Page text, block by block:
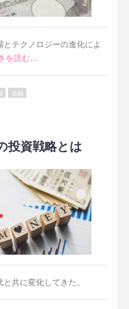
テクノロジーの進化によ
を読む…
金融
投資戦略とは
共に変化してきた。